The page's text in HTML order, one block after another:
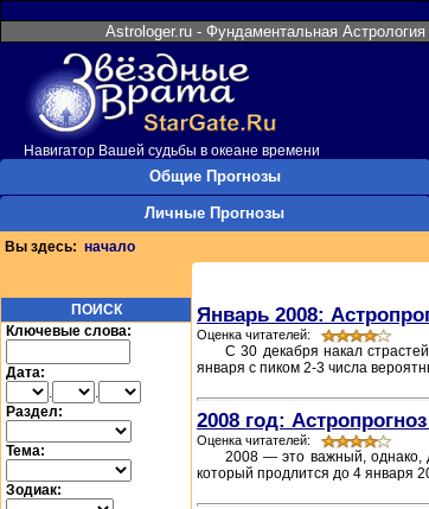
Astrologer.ru - Фундаментальная Астрология
Навигатор Вашей судьбы в океане времени
Общие Прогнозы
Личные Прогнозы
Вы здесь: начало
ПОИСК
Ключевые слова:
Дата:
.
.
Раздел:
Тема:
Зодиак:
Январь 2008:
Оценка читателей:
С 30 декабря накал
января с пиком 2-3 числа
2008 год:
Оценка читателей:
2008 — это важный, однако,
который продлится до 4 января